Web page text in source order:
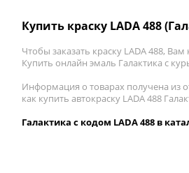
Купить краску LADA 488
Чтобы заказать краску LADA 488,
Купить онлайн эмаль Галактика с
Информация о товарах получена из
как купить автокраску LADA 488
Галактика с кодом LADA 488 в